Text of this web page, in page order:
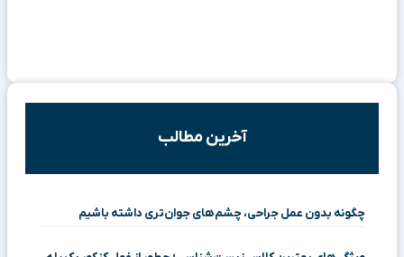
آخرین مطالب
چگونه بدون عمل جراحی، چشم‌های جوان‌تری داشته باشیم